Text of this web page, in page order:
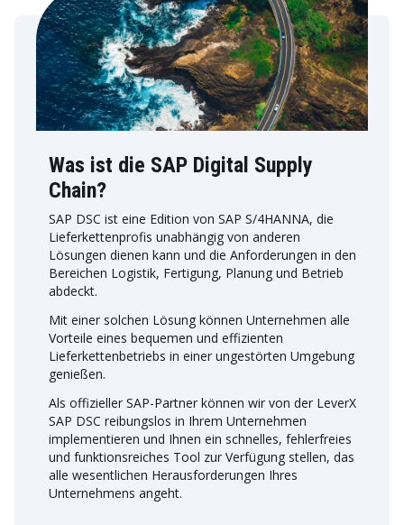
Was ist die SAP Digital Supply
Chain?
SAP DSC ist eine Edition von SAP S/4HANNA, die
Lieferkettenprofis unabhängig von anderen
Lösungen dienen kann und die Anforderungen in den
Bereichen Logistik, Fertigung, Planung und Betrieb
abdeckt.
Mit einer solchen Lösung können Unternehmen alle
Vorteile eines bequemen und effizienten
Lieferkettenbetriebs in einer ungestörten Umgebung
genießen.
Als offizieller SAP-Partner können wir von der LeverX
SAP DSC reibungslos in Ihrem Unternehmen
implementieren und Ihnen ein schnelles, fehlerfreies
und funktionsreiches Tool zur Verfügung stellen, das
alle wesentlichen Herausforderungen Ihres
Unternehmens angeht.